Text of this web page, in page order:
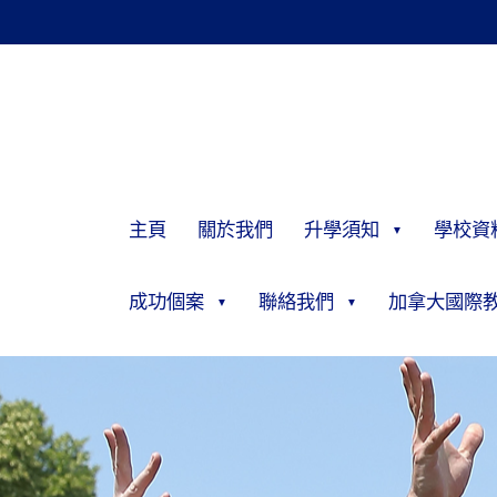
主頁 關於我們 升學須知 學校
成功個案 聯絡我們 加拿大國際